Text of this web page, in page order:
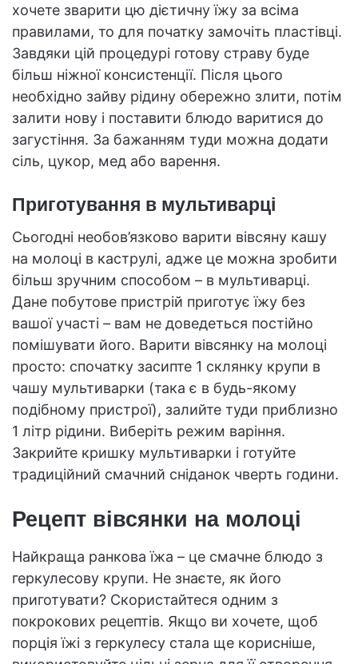
хочете зварити цю дієтичну їжу за всіма
правилами, то для початку замочіть пластівці.
Завдяки цій процедурі готову страву буде
більш ніжної консистенції. Після цього
необхідно зайву рідину обережно злити, потім
залити нову і поставити блюдо варитися до
загустіння. За бажанням туди можна додати
сіль, цукор, мед або варення.
Приготування в мультиварці
Сьогодні необов’язково варити вівсяну кашу
на молоці в каструлі, адже це можна зробити
більш зручним способом – в мультиварці.
Дане побутове пристрій приготує їжу без
вашої участі – вам не доведеться постійно
помішувати його. Варити вівсянку на молоці
просто: спочатку засипте 1 склянку крупи в
чашу мультиварки (така є в будь-якому
подібному пристрої), залийте туди приблизно
1 літр рідини. Виберіть режим варіння.
Закрийте кришку мультиварки і готуйте
традиційний смачний сніданок чверть години.
Рецепт вівсянки на молоці
Найкраща ранкова їжа – це смачне блюдо з
геркулесову крупи. Не знаєте, як його
приготувати? Скористайтеся одним з
покрокових рецептів. Якщо ви хочете, щоб
порція їжі з геркулесу стала ще корисніше,